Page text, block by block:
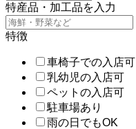
特産品・加工品を入力
特徴
車椅子での入店可
乳幼児の入店可
ペットの入店可
駐車場あり
雨の日でもOK